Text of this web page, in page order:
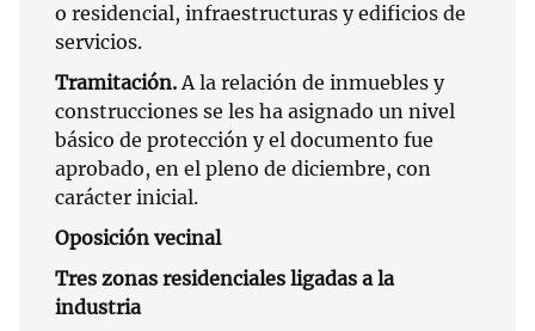
o residencial, infraestructuras y edificios de
servicios.
Tramitación.A la relación de inmuebles y
construcciones se les ha asignado un nivel
básico de protección y el documento fue
aprobado, en el pleno de diciembre, con
carácter inicial.
Oposición vecinal
Tres zonas residenciales ligadas a la
industria